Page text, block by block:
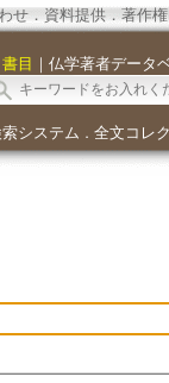
せ． 資料提供． 著作
書目 ｜ 仏学著者データ
システム ． 全文コレ